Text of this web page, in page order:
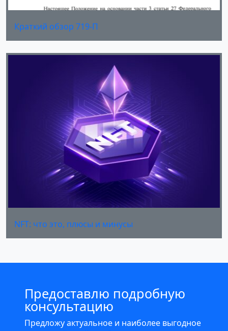
Краткий обзор 719-П
NFT: что это, плюсы и минусы
Предоставлю подробную
консультацию
Предложу актуальное и наиболее выгодное